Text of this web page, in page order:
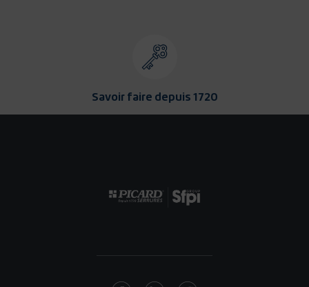
Savoir faire depuis 1720